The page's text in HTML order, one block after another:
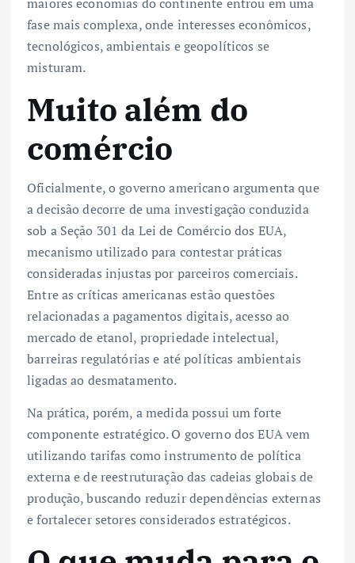
maiores economias do continente entrou em uma
fase mais complexa, onde interesses econômicos,
tecnológicos, ambientais e geopolíticos se
misturam.
Muito além do
comércio
Oficialmente, o governo americano argumenta que
a decisão decorre de uma investigação conduzida
sob a Seção 301 da Lei de Comércio dos EUA,
mecanismo utilizado para contestar práticas
consideradas injustas por parceiros comerciais.
Entre as críticas americanas estão questões
relacionadas a pagamentos digitais, acesso ao
mercado de etanol, propriedade intelectual,
barreiras regulatórias e até políticas ambientais
ligadas ao desmatamento.
Na prática, porém, a medida possui um forte
componente estratégico. O governo dos EUA vem
utilizando tarifas como instrumento de política
externa e de reestruturação das cadeias globais de
produção, buscando reduzir dependências externas
e fortalecer setores considerados estratégicos.